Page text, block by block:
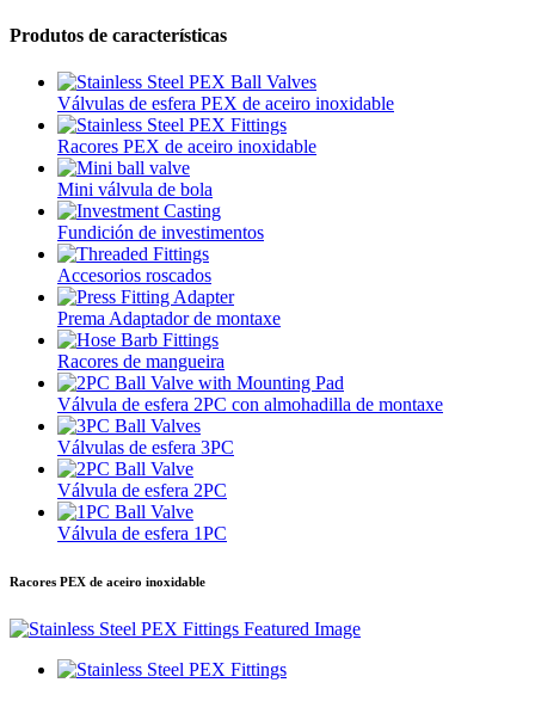
Produtos de características
Válvulas de esfera PEX de aceiro inoxidable
Racores PEX de aceiro inoxidable
Mini válvula de bola
Fundición de investimentos
Accesorios roscados
Prema Adaptador de montaxe
Racores de mangueira
Válvula de esfera 2PC con almohadilla de montaxe
Válvulas de esfera 3PC
Válvula de esfera 2PC
Válvula de esfera 1PC
Racores PEX de aceiro inoxidable